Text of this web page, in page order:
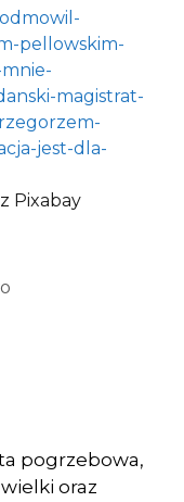
pellowskim-
magistrat-
jest-dla-
Pixabay
pogrzebowa,
oraz